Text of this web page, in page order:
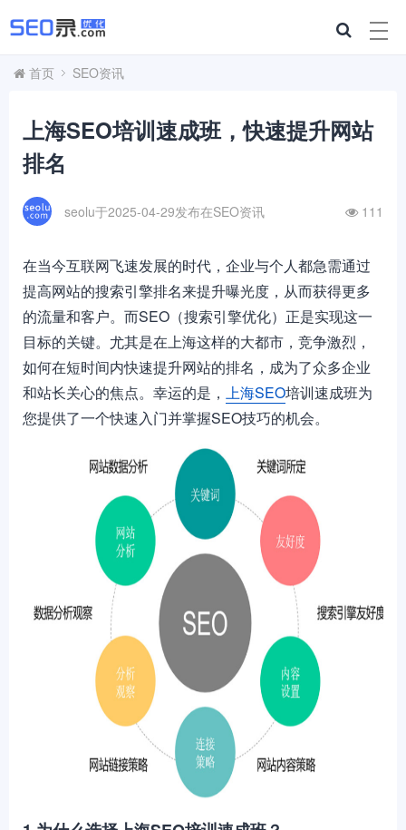
首页 SEO资讯
上海SEO培训速成班，快速提升网站
排名
seolu于2025-04-29发布在SEO资讯 111
在当今互联网飞速发展的时代，企业与个人都急需通过
提高网站的搜索引擎排名来提升曝光度，从而获得更多
的流量和客户。而SEO（搜索引擎优化）正是实现这一
目标的关键。尤其是在上海这样的大都市，竞争激烈，
如何在短时间内快速提升网站的排名，成为了众多企业
和站长关心的焦点。幸运的是， 上海SEO培训速成班为
您提供了一个快速入门并掌握SEO技巧的机会。